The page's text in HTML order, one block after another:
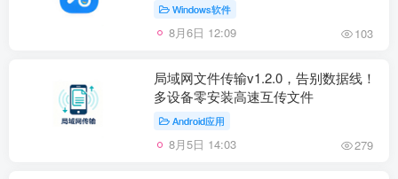
Windows软件
8月6日 12:09 103
局域网文件传输v1.2.0，告别数据线！
多设备零安装高速互传文件
Android应用
8月5日 14:03 279